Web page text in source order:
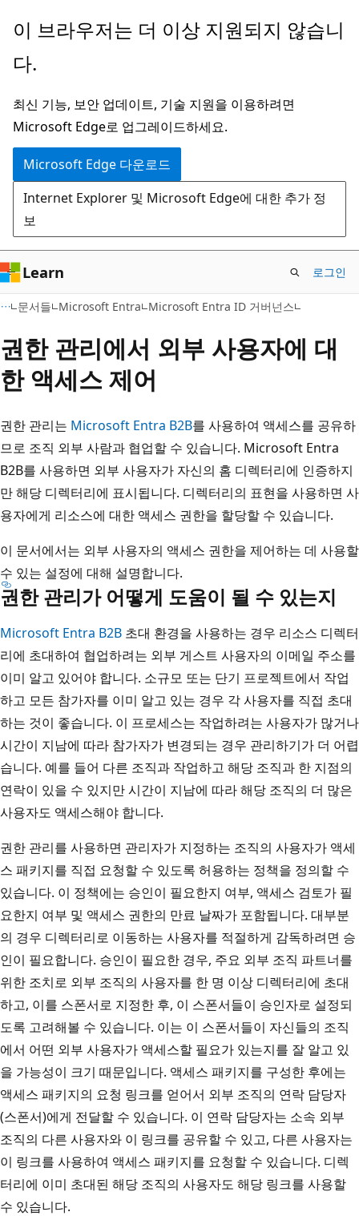
주
콘
츠
로
건
너
뛰
기
이 브라우저는 더 이상 지원되지 않습니
다.
최신 기능, 보안 업데이트, 기술 지원을 이용하려면
Microsoft Edge로 업그레이드하세요.
Microsoft Edge 다운로드
Internet Explorer 및 Microsoft Edge에 대한 추가 정
보
Learn 로그인
문서들 Microsoft Entra Microsoft Entra ID 거버넌스
권한 관리에서 외부 사용자에 대
한 액세스 제어
권한 관리는 Microsoft Entra B2B를 사용하여 액세스를 공유하
므로 조직 외부 사람과 협업할 수 있습니다. Microsoft Entra
B2B를 사용하면 외부 사용자가 자신의 홈 디렉터리에 인증하지
만 해당 디렉터리에 표시됩니다. 디렉터리의 표현을 사용하면 사
용자에게 리소스에 대한 액세스 권한을 할당할 수 있습니다.
이 문서에서는 외부 사용자의 액세스 권한을 제어하는 데 사용할
수 있는 설정에 대해 설명합니다.
권한 관리가 어떻게 도움이 될 수 있는지
Microsoft Entra B2B 초대 환경을 사용하는 경우 리소스 디렉터
리에 초대하여 협업하려는 외부 게스트 사용자의 이메일 주소를
이미 알고 있어야 합니다. 소규모 또는 단기 프로젝트에서 작업
하고 모든 참가자를 이미 알고 있는 경우 각 사용자를 직접 초대
하는 것이 좋습니다. 이 프로세스는 작업하려는 사용자가 많거나
시간이 지남에 따라 참가자가 변경되는 경우 관리하기가 더 어렵
습니다. 예를 들어 다른 조직과 작업하고 해당 조직과 한 지점의
연락이 있을 수 있지만 시간이 지남에 따라 해당 조직의 더 많은
사용자도 액세스해야 합니다.
권한 관리를 사용하면 관리자가 지정하는 조직의 사용자가 액세
스 패키지를 직접 요청할 수 있도록 허용하는 정책을 정의할 수
있습니다. 이 정책에는 승인이 필요한지 여부, 액세스 검토가 필
요한지 여부 및 액세스 권한의 만료 날짜가 포함됩니다. 대부분
의 경우 디렉터리로 이동하는 사용자를 적절하게 감독하려면 승
인이 필요합니다. 승인이 필요한 경우, 주요 외부 조직 파트너를
위한 조치로 외부 조직의 사용자를 한 명 이상 디렉터리에 초대
하고, 이를 스폰서로 지정한 후, 이 스폰서들이 승인자로 설정되
도록 고려해볼 수 있습니다. 이는 이 스폰서들이 자신들의 조직
에서 어떤 외부 사용자가 액세스할 필요가 있는지를 잘 알고 있
을 가능성이 크기 때문입니다. 액세스 패키지를 구성한 후에는
액세스 패키지의 요청 링크를 얻어서 외부 조직의 연락 담당자
(스폰서)에게 전달할 수 있습니다. 이 연락 담당자는 소속 외부
조직의 다른 사용자와 이 링크를 공유할 수 있고, 다른 사용자는
이 링크를 사용하여 액세스 패키지를 요청할 수 있습니다. 디렉
터리에 이미 초대된 해당 조직의 사용자도 해당 링크를 사용할
수 있습니다.